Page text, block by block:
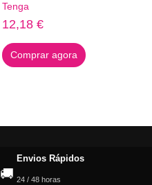
Tenga
12,18€
Comprar agora
🚚
Envios Rápidos
24 / 48 horas